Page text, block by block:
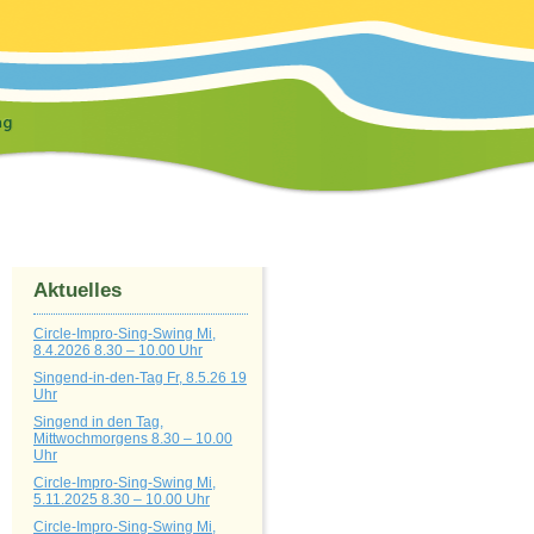
Aktuelles
Circle-Impro-Sing-Swing Mi,
8.4.2026 8.30 – 10.00 Uhr
Singend-in-den-Tag Fr, 8.5.26 19
Uhr
Singend in den Tag,
Mittwochmorgens 8.30 – 10.00
Uhr
Circle-Impro-Sing-Swing Mi,
5.11.2025 8.30 – 10.00 Uhr
Circle-Impro-Sing-Swing Mi,